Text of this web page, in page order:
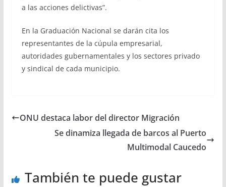
a las acciones delictivas”.
En la Graduación Nacional se darán cita los
representantes de la cúpula empresarial,
autoridades gubernamentales y los sectores privado
y sindical de cada municipio.
ONU destaca labor del director Migración
Se dinamiza llegada de barcos al Puerto
Multimodal Caucedo
También te puede gustar